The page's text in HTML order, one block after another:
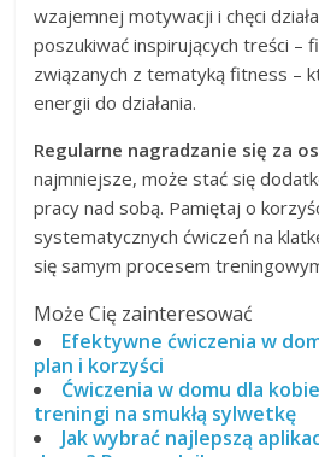
wzajemnej motywacji i chęci
poszukiwać inspirujących treści –
związanych z tematyką fitness –
energii do działania.
Regularne nagradzanie się za
najmniejsze, może stać się
pracy nad sobą. Pamiętaj o
systematycznych ćwiczeń na
się samym procesem
Może Cię zainteresować
Efektywne ćwiczenia w
plan i korzyści
Ćwiczenia w domu dla
treningi na smukłą sylwetkę
Jak wybrać najlepszą